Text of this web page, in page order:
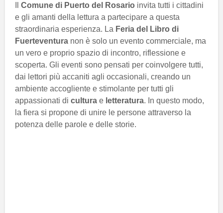
Comune di Puerto del Rosario invita tutti i cittadini
e gli amanti della lettura a partecipare a questa
straordinaria esperienza. La Feria del Libro di
Fuerteventura non è solo un evento commerciale, ma
un vero e proprio spazio di incontro, riflessione e
scoperta. Gli eventi sono pensati per coinvolgere tutti,
dai lettori più accaniti agli occasionali, creando un
ambiente accogliente e stimolante per tutti gli
appassionati di cultura e letteratura. In questo modo,
la fiera si propone di unire le persone attraverso la
potenza delle parole e delle storie.